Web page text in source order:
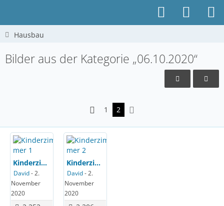
Hausbau
Bilder aus der Kategorie „06.10.2020“
1 2
Kinderzimmer 1
David-2.
November
2020
Kinderzimmer 2
David-2.
November
2020